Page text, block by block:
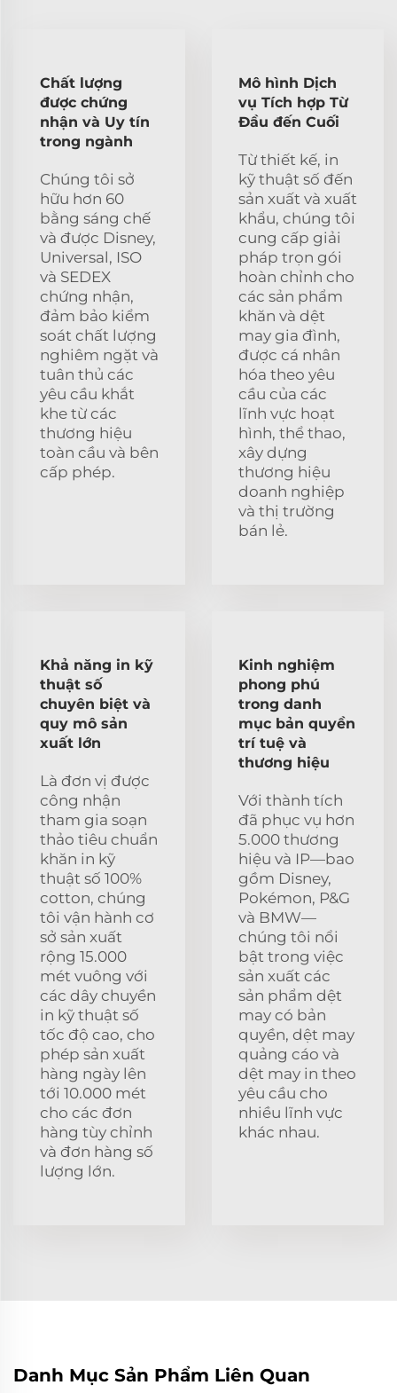
Chất lượng
được chứng
nhận và Uy tín
trong ngành
Chúng tôi sở
hữu hơn 60
bằng sáng chế
và được Disney,
Universal, ISO
và SEDEX
chứng nhận,
đảm bảo kiểm
soát chất lượng
nghiêm ngặt và
tuân thủ các
yêu cầu khắt
khe từ các
thương hiệu
toàn cầu và bên
cấp phép.
Mô hình Dịch
vụ Tích hợp Từ
Đầu đến Cuối
Từ thiết kế, in
kỹ thuật số đến
sản xuất và xuất
khẩu, chúng tôi
cung cấp giải
pháp trọn gói
hoàn chỉnh cho
các sản phẩm
khăn và dệt
may gia đình,
được cá nhân
hóa theo yêu
cầu của các
lĩnh vực hoạt
hình, thể thao,
xây dựng
thương hiệu
doanh nghiệp
và thị trường
bán lẻ.
Khả năng in kỹ
thuật số
chuyên biệt và
quy mô sản
xuất lớn
Là đơn vị được
công nhận
tham gia soạn
thảo tiêu chuẩn
khăn in kỹ
thuật số 100%
cotton, chúng
tôi vận hành cơ
sở sản xuất
rộng 15.000
mét vuông với
các dây chuyền
in kỹ thuật số
tốc độ cao, cho
phép sản xuất
hàng ngày lên
tới 10.000 mét
cho các đơn
hàng tùy chỉnh
và đơn hàng số
lượng lớn.
Kinh nghiệm
phong phú
trong danh
mục bản quyền
trí tuệ và
thương hiệu
Với thành tích
đã phục vụ hơn
5.000 thương
hiệu và IP—bao
gồm Disney,
Pokémon, P&G
và BMW—
chúng tôi nổi
bật trong việc
sản xuất các
sản phẩm dệt
may có bản
quyền, dệt may
quảng cáo và
dệt may in theo
yêu cầu cho
nhiều lĩnh vực
khác nhau.
Danh Mục Sản Phẩm Liên Quan